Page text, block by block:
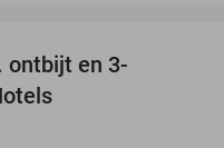
ontbijt en 3-